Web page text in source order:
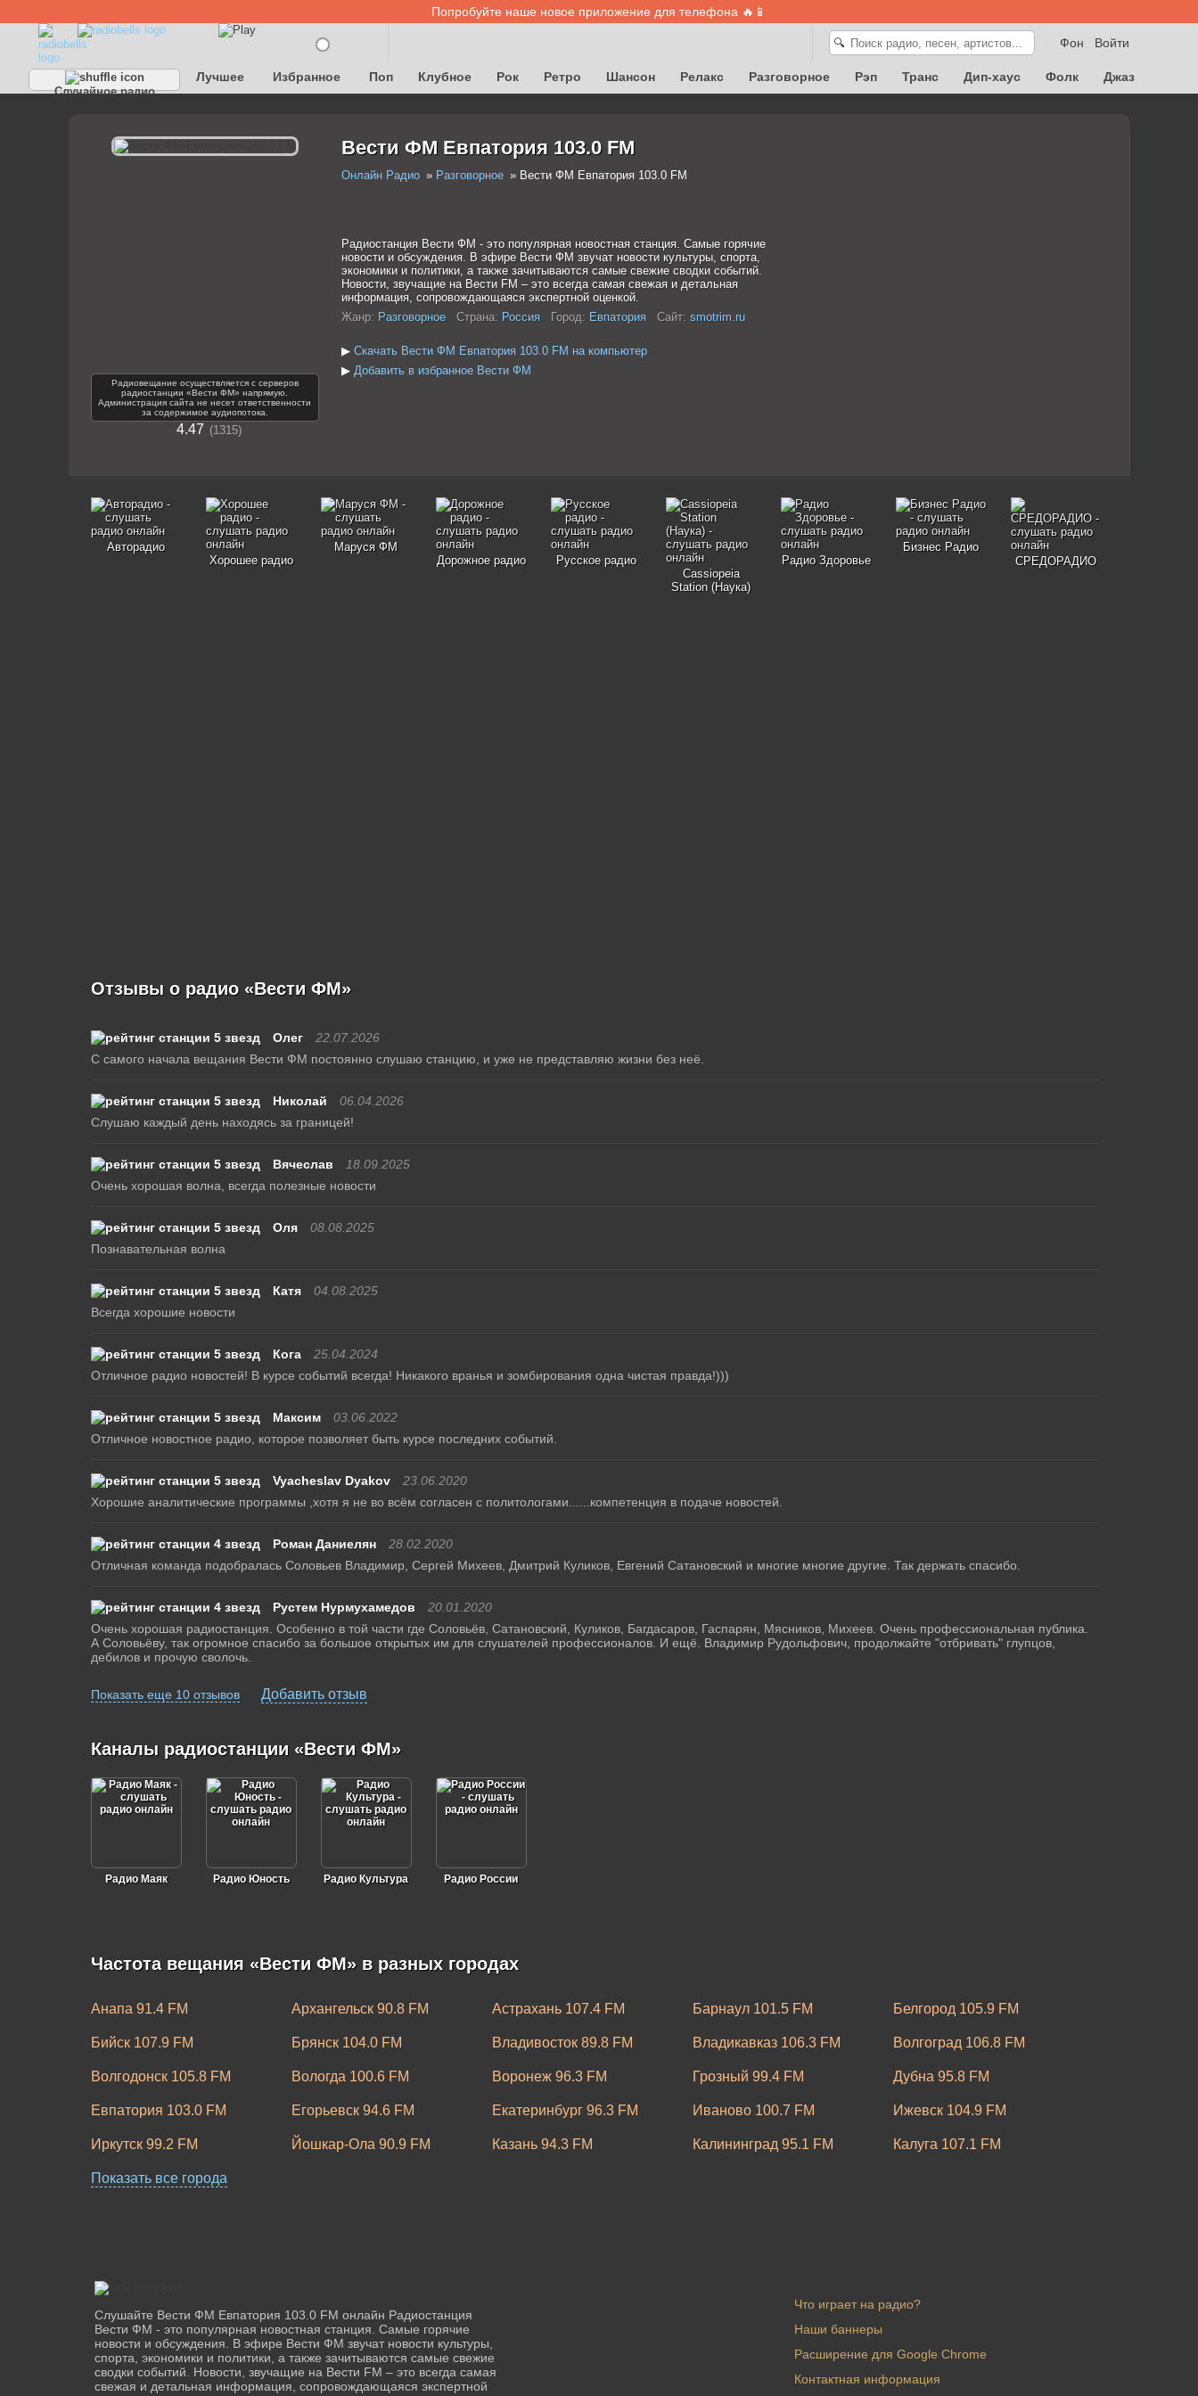
Попробуйте наше новое приложение для телефона 🔥📱
Войти
Фон
🔍
Случайное радио
Лучшее Избранное Поп Клубное Рок Ретро Шансон Релакс Разговорное Рэп Транс Дип-хаус Фолк
Джаз
Радиовещание осуществляется с серверов
радиостанции «Вести ФМ» напрямую.
Администрация сайта не несет ответственности
за содержимое аудиопотока.
4.47 1315
Вести ФМ Евпатория 103.0 FM
Онлайн Радио Разговорное Вести ФМ Евпатория 103.0 FM
Радиостанция Вести ФМ - это популярная новостная станция. Самые горячие
новости и обсуждения. В эфире Вести ФМ звучат новости культуры, спорта,
экономики и политики, а также зачитываются самые свежие сводки событий.
Новости, звучащие на Вести FM – это всегда самая свежая и детальная
информация, сопровождающаяся экспертной оценкой.
Жанр: Разговорное Страна: Россия Город: Евпатория Сайт: smotrim.ru
▶ Скачать Вести ФМ Евпатория 103.0 FM на компьютер
▶ Добавить в избранное Вести ФМ
Авторадио
Хорошее радио
Маруся ФМ
Дорожное радио
Русское радио
Cassiopeia
Station (Наука)
Радио Здоровье
Бизнес Радио
СРЕДОРАДИО
Отзывы о радио «Вести ФМ»
Олег
22.07.2026
С самого начала вещания Вести ФМ постоянно слушаю станцию, и уже не представляю жизни без неё.
Николай
06.04.2026
Слушаю каждый день находясь за границей!
Вячеслав
18.09.2025
Очень хорошая волна, всегда полезные новости
Оля
08.08.2025
Познавательная волна
Катя
04.08.2025
Всегда хорошие новости
Кога
25.04.2024
Отличное радио новостей! В курсе событий всегда! Никакого вранья и зомбирования одна чистая правда!)))
Максим
03.06.2022
Отличное новостное радио, которое позволяет быть курсе последних событий.
Vyacheslav Dyakov
23.06.2020
Хорошие аналитические программы ,хотя я не во всём согласен с политологами......компетенция в подаче новостей.
Роман Даниелян
28.02.2020
Отличная команда подобралась Соловьев Владимир, Сергей Михеев, Дмитрий Куликов, Евгений Сатановский и многие многие другие. Так держать спасибо.
Рустем Нурмухамедов
20.01.2020
Очень хорошая радиостанция. Особенно в той части где Соловьёв, Сатановский, Куликов, Багдасаров, Гаспарян, Мясников, Михеев. Очень профессиональная публика.
А Соловьёву, так огромное спасибо за большое открытых им для слушателей профессионалов. И ещё. Владимир Рудольфович, продолжайте "отбривать" глупцов,
дебилов и прочую сволочь.
Показать еще 10 отзывов Добавить отзыв
Каналы радиостанции «Вести ФМ»
Радио Маяк Радио Юность Радио Культура Радио России
Частота вещания «Вести ФМ» в разных городах
Анапа 91.4 FM Архангельск 90.8 FM Астрахань 107.4 FM Барнаул 101.5 FM Белгород 105.9 FM
Бийск 107.9 FM Брянск 104.0 FM Владивосток 89.8 FM Владикавказ 106.3 FM Волгоград 106.8 FM
Волгодонск 105.8 FM Вологда 100.6 FM Воронеж 96.3 FM Грозный 99.4 FM Дубна 95.8 FM
Евпатория 103.0 FM Егорьевск 94.6 FM Екатеринбург 96.3 FM Иваново 100.7 FM Ижевск 104.9 FM
Иркутск 99.2 FM Йошкар-Ола 90.9 FM Казань 94.3 FM Калининград 95.1 FM Калуга 107.1 FM
Махачкала 100.3 FM
Нальчик 107.4 FM Наро-Фоминск 89.7 FM Нижний Новгород 98.6 FM
Новокузнецк 95.2 FM Новосибирск 104.6 FM Омск 107.8 FM Оренбург 90.5 FM
Показать все города
Слушайте Вести ФМ Евпатория 103.0 FM онлайн Радиостанция
Вести ФМ - это популярная новостная станция. Самые горячие
новости и обсуждения. В эфире Вести ФМ звучат новости культуры,
спорта, экономики и политики, а также зачитываются самые свежие
сводки событий. Новости, звучащие на Вести FM – это всегда самая
свежая и детальная информация, сопровождающаяся экспертной
Что играет на радио?
Наши баннеры
Расширение для Google Chrome
Контактная информация